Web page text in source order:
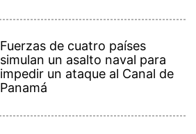
Fuerzas de cuatro países
simulan un asalto naval para
impedir un ataque al Canal de
Panamá